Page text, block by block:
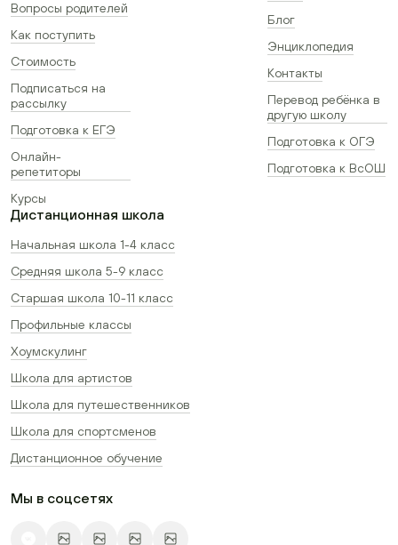
Вопросы родителей
Как поступить
Стоимость
Подписаться на
рассылку
Подготовка к ЕГЭ
Онлайн-
репетиторы
Курсы
Блог
Энциклопедия
Контакты
Перевод ребёнка в
другую школу
Подготовка к ОГЭ
Подготовка к ВсОШ
Дистанционная школа
Начальная школа 1-4 класс
Средняя школа 5-9 класс
Старшая школа 10-11 класс
Профильные классы
Хоумскулинг
Школа для артистов
Школа для путешественников
Школа для спортсменов
Дистанционное обучение
Мы в соцсетях